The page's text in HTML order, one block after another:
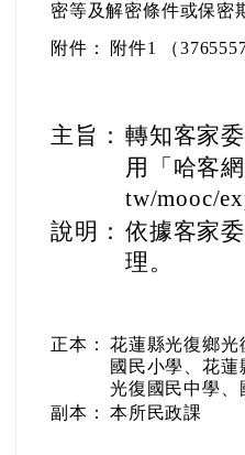
密等及解密條件或保密
附件：
附件1 （
主旨： 轉知客家
用「哈客
tw/mooc/
說明： 依據客家
理。
正本：
花蓮縣光復鄉光
國民小學、花
光復國民中學、
副本：
本所民政課